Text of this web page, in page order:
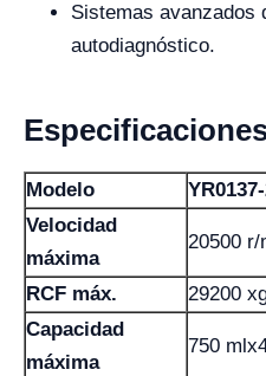
Sistemas avanzados
autodiagnóstico.
Modelo
Velocidad
máxima
20500 r/
RCF máx.
29200
Capacidad
máxima
750